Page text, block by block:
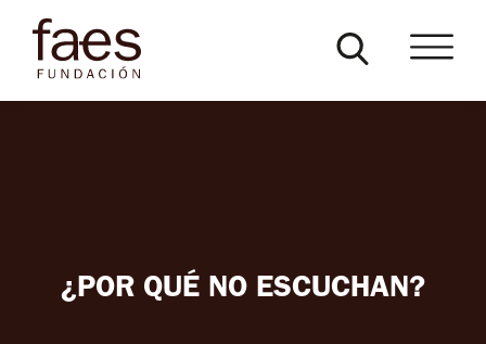
¿POR QUÉ NO ESCUCHAN?